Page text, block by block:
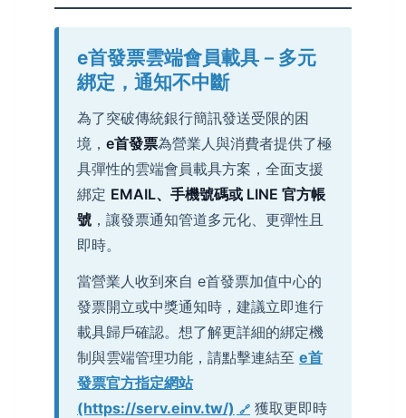
e首發票雲端會員載具－多元
綁定，通知不中斷
為了突破傳統銀行簡訊發送受限的困
境， e首發票為營業人與消費者提供了極
具彈性的雲端會員載具方案，全面支援
綁定 EMAIL、手機號碼或 LINE 官方帳
號 ，讓發票通知管道多元化、更彈性且
即時。
當營業人收到來自 e首發票加值中心的
發票開立或中獎通知時，建議立即進行
載具歸戶確認。想了解更詳細的綁定機
制與雲端管理功能，請點擊連結至 e首
發票官方指定網站
(https://serv.einv.tw/)
獲取更即時